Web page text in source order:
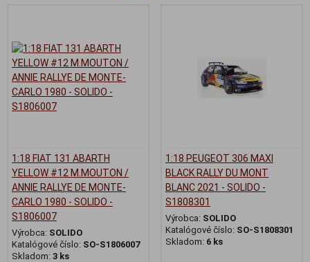
1:18 FIAT 131 ABARTH
YELLOW #12 M.MOUTON /
ANNIE RALLYE DE MONTE-
CARLO 1980 - SOLIDO -
S1806007
Výrobca: SOLIDO
Katalógové číslo: SO-S1806007
Skladom: 3 ks
1:18 PEUGEOT 306 MAXI
BLACK RALLY DU MONT
BLANC 2021 - SOLIDO -
S1808301
Výrobca: SOLIDO
Katalógové číslo: SO-S1808301
Skladom: 6 ks